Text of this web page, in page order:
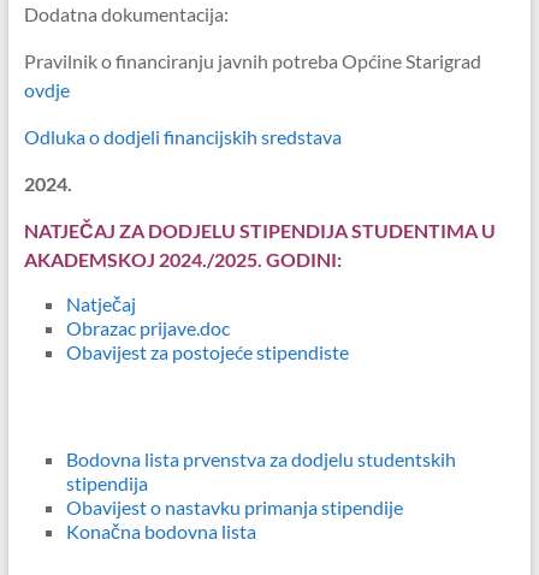
Dodatna dokumentacija:
Pravilnik o financiranju javnih potreba Općine Starigrad
ovdje
Odluka o dodjeli financijskih sredstava
2024.
NATJEČAJ ZA DODJELU STIPENDIJA STUDENTIMA U
AKADEMSKOJ 2024./2025. GODINI:
Natječaj
Obrazac prijave.doc
Obavijest za postojeće stipendiste
Bodovna lista prvenstva za dodjelu studentskih
stipendija
Obavijest o nastavku primanja stipendije
Konačna bodovna lista